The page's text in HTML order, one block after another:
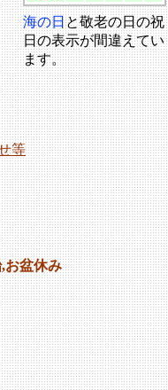
海の日と敬老の日の祝
日の表示が間違えてい
ます。
等
お盆休み